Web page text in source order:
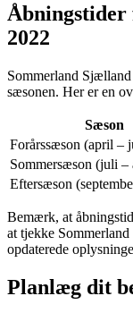
2022
Sommerland
sæsonen. Her er en
Sæson
Forårssæson (april –
Sommersæson (juli –
Eftersæson
Bemærk, at
at tjekke
opdaterede
Planlæg dit